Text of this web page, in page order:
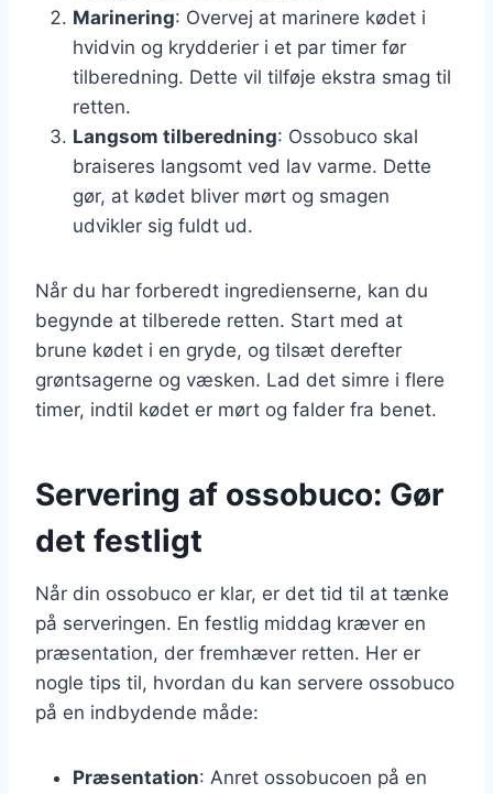
Marinering: Overvej at marinere kødet i
hvidvin og krydderier i et par timer før
tilberedning. Dette vil tilføje ekstra smag til
retten.
Langsom tilberedning: Ossobuco skal
braiseres langsomt ved lav varme. Dette
gør, at kødet bliver mørt og smagen
udvikler sig fuldt ud.
Når du har forberedt ingredienserne, kan du
begynde at tilberede retten. Start med at
brune kødet i en gryde, og tilsæt derefter
grøntsagerne og væsken. Lad det simre i flere
timer, indtil kødet er mørt og falder fra benet.
Servering af ossobuco: Gør
det festligt
Når din ossobuco er klar, er det tid til at tænke
på serveringen. En festlig middag kræver en
præsentation, der fremhæver retten. Her er
nogle tips til, hvordan du kan servere ossobuco
på en indbydende måde:
Præsentation: Anret ossobucoen på en